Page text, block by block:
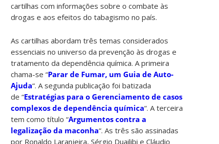
cartilhas com informações sobre o combate às
drogas e aos efeitos do tabagismo no país.
As cartilhas abordam três temas considerados
essenciais no universo da prevenção às drogas e
tratamento da dependência química. A primeira
chama-se “Parar de Fumar, um Guia de Auto-
Ajuda“. A segunda publicação foi batizada
de “Estratégias para o Gerenciamento de casos
complexos de dependência química“. A terceira
tem como título “Argumentos contra a
legalização da maconha“. As três são assinadas
por Ronaldo Laranjeira, Sérgio Duailibi e Cláudio